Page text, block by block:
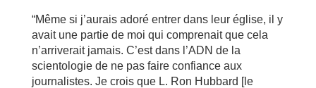
“Même si j’aurais adoré entrer dans leur église, il y
avait une partie de moi qui comprenait que cela
n’arriverait jamais. C’est dans l’ADN de la
scientologie de ne pas faire confiance aux
journalistes. Je crois que L. Ron Hubbard [le